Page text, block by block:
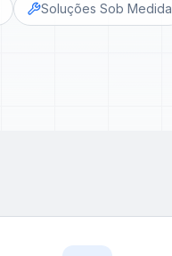
Soluções Sob Medida